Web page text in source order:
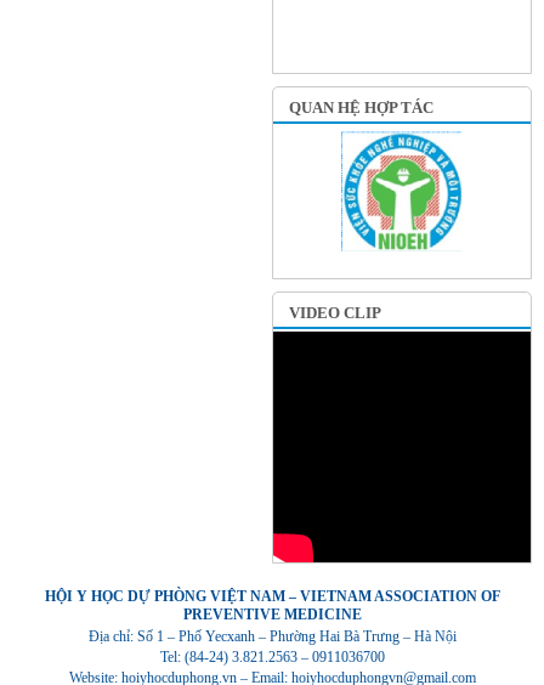
QUAN HỆ HỢP TÁC
VIDEO CLIP
HỘI Y HỌC DỰ PHÒNG VIỆT NAM – VIETNAM ASSOCIATION OF
PREVENTIVE MEDICINE
Địa chỉ: Số 1 – Phố Yecxanh – Phường Hai Bà Trưng – Hà Nội
Tel: (84-24) 3.821.2563 – 0911036700
Website: hoiyhocduphong.vn – Email: hoiyhocduphongvn@gmail.com